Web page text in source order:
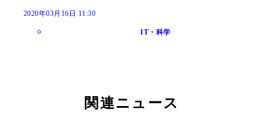
2020年03月16日 11:30
IT・科学
関連ニュース